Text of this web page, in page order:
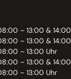
– 13:00 &
– 13:00 &
– 13:00 Uhr
– 13:00 &
– 13:00 Uhr